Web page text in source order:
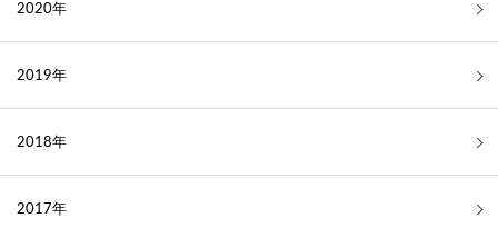
2020年
2019年
2018年
2017年